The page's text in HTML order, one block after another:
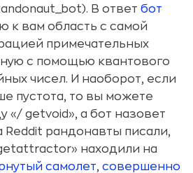
В ответ бот
к вам область с самой
примечательных
с помощью квантового
чисел. И наоборот, если
пустота, то вы можете
«/ getvoid», а бот назовет
Reddit рандонавты писали,
находили на
самолет, совершенно